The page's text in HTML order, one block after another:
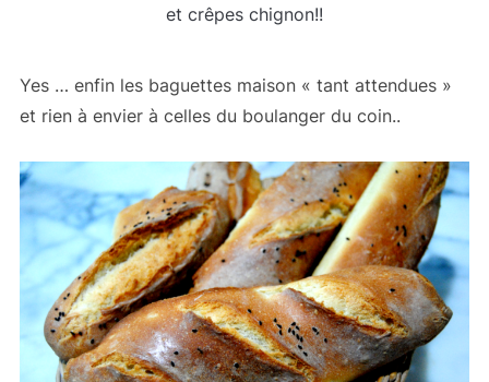
et crêpes chignon!!
Yes … enfin les baguettes maison « tant attendues »
et rien à envier à celles du boulanger du coin..